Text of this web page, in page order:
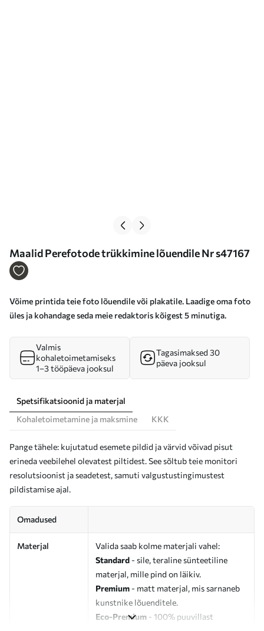
Maalid Perefotode trükkimine lõuendile Nr s47167
Võime printida teie foto lõuendile või plakatile. Laadige oma foto
üles ja kohandage seda meie redaktoris kõigest 5 minutiga.
Valmis
kohaletoimetamiseks
1–3 tööpäeva jooksul
Tagasimaksed 30
päeva jooksul
Spetsifikatsioonid ja materjal
Kohaletoimetamine ja maksmine
KKK
Pange tähele: kujutatud esemete pildid ja värvid võivad pisut
erineda veebilehel olevatest piltidest. See sõltub teie monitori
resolutsioonist ja seadetest, samuti valgustustingimustest
pildistamise ajal.
Omadused
Materjal
Valida saab kolme materjali vahel:
Standard - sile, teraline sünteetiline
materjal, mille pind on läikiv.
Premium - matt materjal, mis sarnaneb
kunstnike lõuenditele.
Eco-Premium - 100% puuvillast